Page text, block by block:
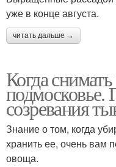
уже в конце августа.
читать дальше →
Когда
подмосковье.
созревания
Знание о том, когда
хранить ее, очень вам
овоща.